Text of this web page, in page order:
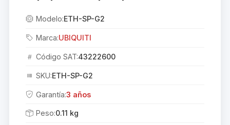
Modelo:ETH-SP-G2
Marca:UBIQUITI
Código SAT:43222600
SKU:ETH-SP-G2
Garantía:3 años
Peso:0.11 kg